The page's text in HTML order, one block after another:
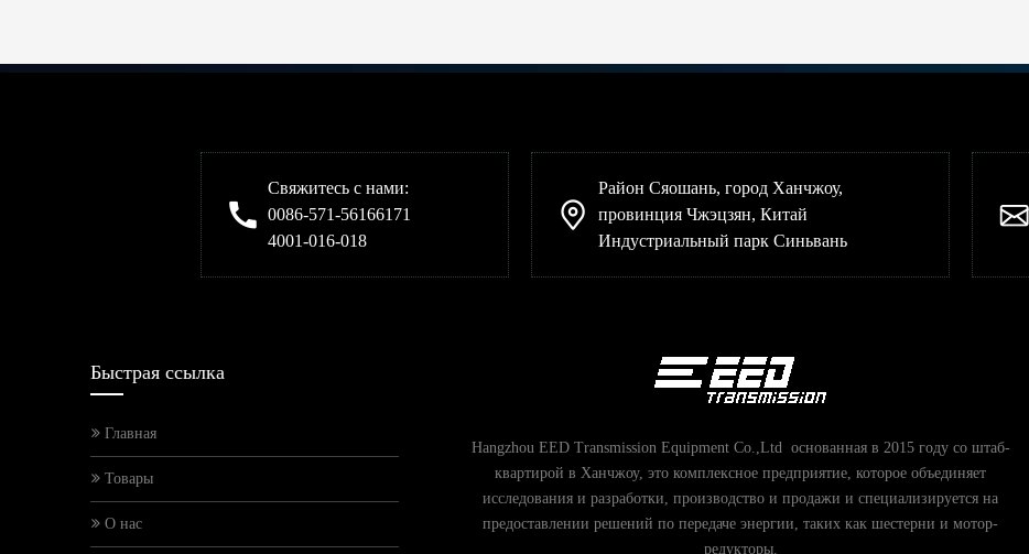
Свяжитесь с нами:
0086-571-56166171
4001-016-018
Район Сяошань, город Ханчжоу,
провинция Чжэцзян, Китай
Индустриальный парк Синьвань
Быстрая ссылка
Главная
Товары
О нас
Hangzhou EED Transmission Equipment Co.,Ltd основанная в 2015 году со штаб-
квартирой в Ханчжоу, это комплексное предприятие, которое объединяет
исследования и разработки, производство и продажи и специализируется на
предоставлении решений по передаче энергии, таких как шестерни и мотор-
редукторы.